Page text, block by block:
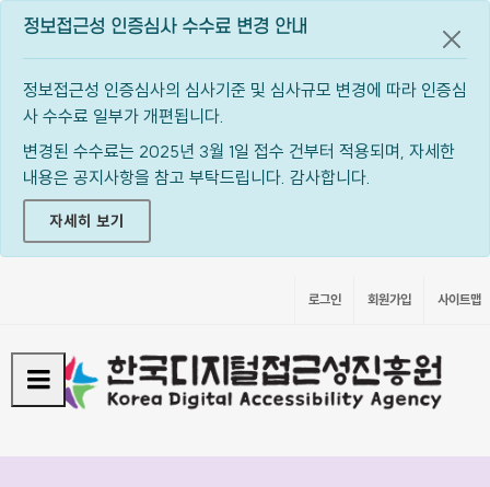
정보접근성 인증심사 수수료 변경 안내
정보접근성 인증심사의 심사기준 및 심사규모 변경에 따라 인증심
사 수수료 일부가 개편됩니다.
변경된 수수료는 2025년 3월 1일 접수 건부터 적용되며, 자세한
내용은 공지사항을 참고 부탁드립니다. 감사합니다.
자세히 보기
공지
로그인 회원가입 사이트맵